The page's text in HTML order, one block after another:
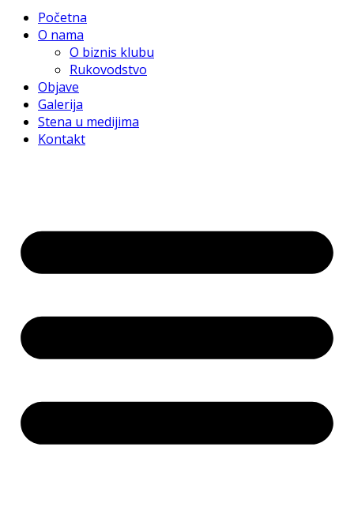
Početna
O nama
O biznis klubu
Rukovodstvo
Objave
Galerija
Stena u medijima
Kontakt